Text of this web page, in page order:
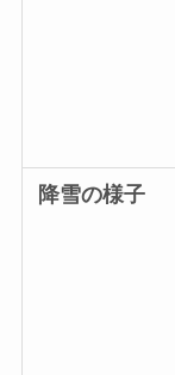
降雪の様子